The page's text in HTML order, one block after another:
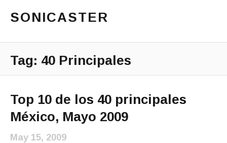
SONICASTER
Main Menu
Tag: 40 Principales
Top 10 de los 40 principales
México, Mayo 2009
May 15, 2009